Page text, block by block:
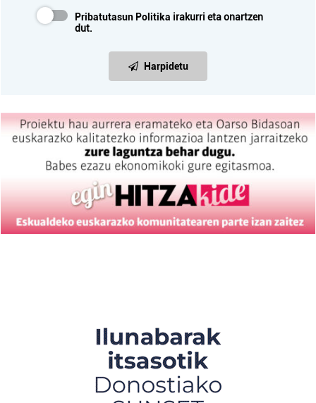
Pribatutasun Politika irakurri eta onartzen
dut.
Harpidetu